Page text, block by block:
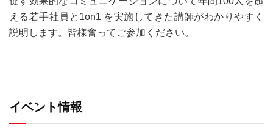
える若手社員と1on1 を実施してきた講師がわかりやすく
説明します。皆様奮ってご参加ください。
イベント情報